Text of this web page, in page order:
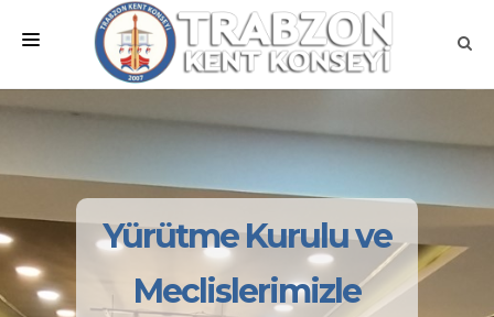
ANA SAYFA
MEVZUATLAR
MECLİSLER
ÇALIŞMA GRUPLARI
Yürütme Kurulu ve
Meclislerimizle